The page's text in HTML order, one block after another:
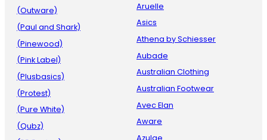
(Outware)
(Paul and Shark)
(Pinewood)
(Pink Label)
(Plusbasics)
(Protest)
(Pure White)
(Qubz)
Aruelle
Asics
Athena by Schiesser
Aubade
Australian Clothing
Australian Footwear
Avec Elan
Aware
Azulae